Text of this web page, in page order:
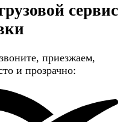
сервис
приезжаем,
и прозрачно: